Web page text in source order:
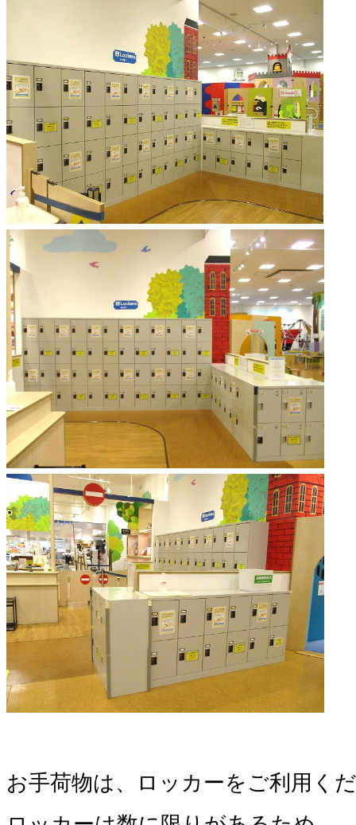
お手荷物は、ロッカーをご利用く